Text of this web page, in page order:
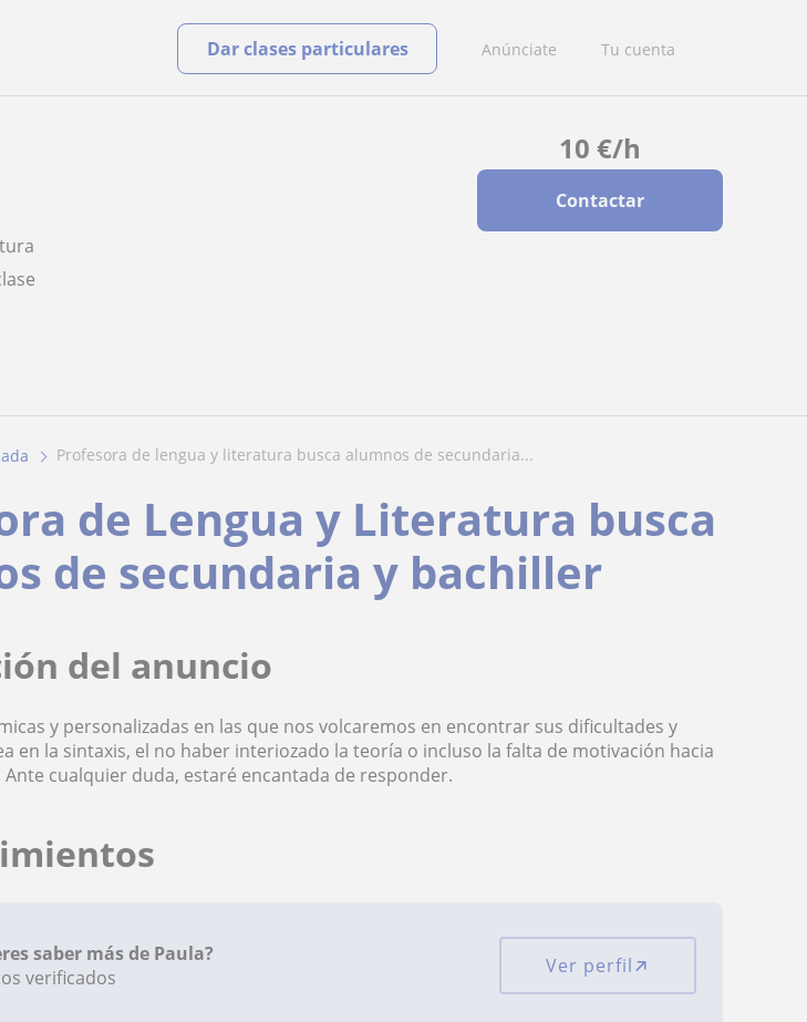
Anúnciate Tu cuenta
Dar clases particulares
10 €/h
Contactar
profesora de lengua y literatura busca alumnos de secundaria...
de Lengua y Literatura busca
de secundaria y bachiller
del anuncio
y personalizadas en las que nos volcaremos en encontrar sus dificultades y
en la sintaxis, el no haber interiozado la teoría o incluso la falta de motivación hacia
cualquier duda, estaré encantada de responder.
saber más de Paula?
verificados
Ver perfil